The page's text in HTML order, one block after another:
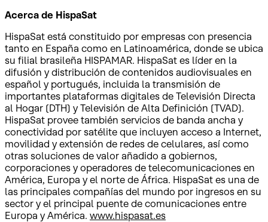
Acerca de HispaSat
HispaSat está constituido por empresas con presencia
tanto en España como en Latinoamérica, donde se ubica
su filial brasileña HISPAMAR. HispaSat es líder en la
difusión y distribución de contenidos audiovisuales en
español y portugués, incluida la transmisión de
importantes plataformas digitales de Televisión Directa
al Hogar (DTH) y Televisión de Alta Definición (TVAD).
HispaSat provee también servicios de banda ancha y
conectividad por satélite que incluyen acceso a Internet,
movilidad y extensión de redes de celulares, así como
otras soluciones de valor añadido a gobiernos,
corporaciones y operadores de telecomunicaciones en
América, Europa y el norte de África. HispaSat es una de
las principales compañías del mundo por ingresos en su
sector y el principal puente de comunicaciones entre
Europa y América. www.hispasat.es